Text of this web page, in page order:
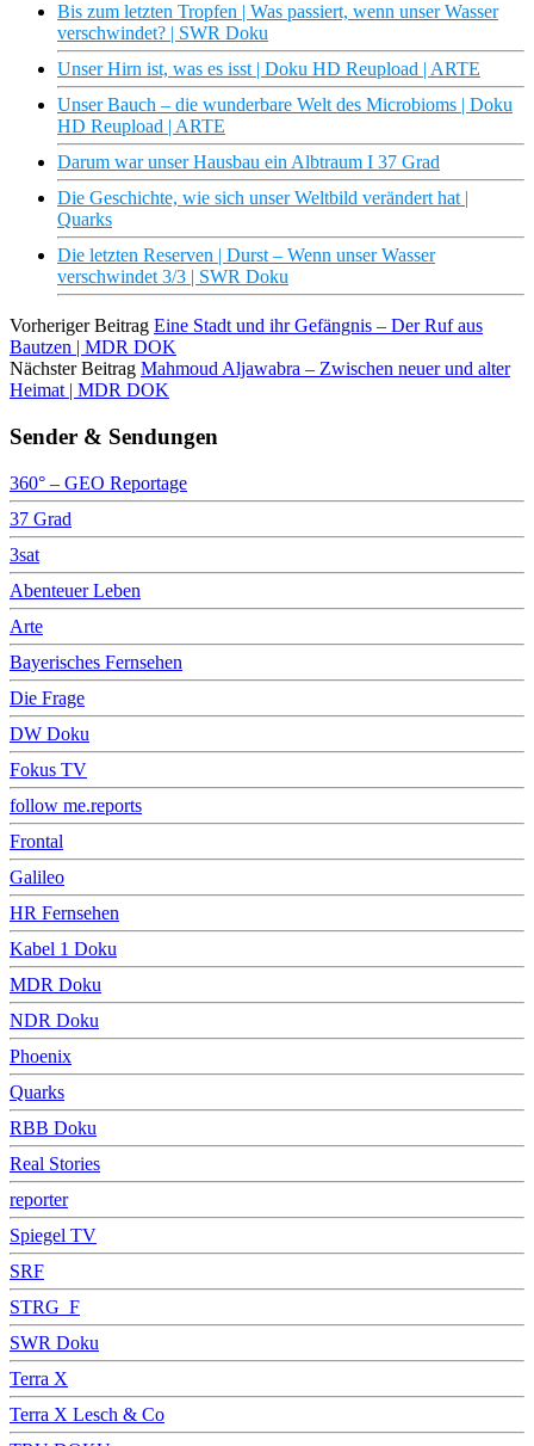
Bis zum letzten Tropfen | Was passiert, wenn unser Wasser
verschwindet? | SWR Doku
Unser Hirn ist, was es isst | Doku HD Reupload | ARTE
Unser Bauch – die wunderbare Welt des Microbioms | Doku
HD Reupload | ARTE
Darum war unser Hausbau ein Albtraum I 37 Grad
Die Geschichte, wie sich unser Weltbild verändert hat |
Quarks
Die letzten Reserven | Durst – Wenn unser Wasser
verschwindet 3/3 | SWR Doku
Vorheriger Beitrag Eine Stadt und ihr Gefängnis – Der Ruf aus
Bautzen | MDR DOK
Nächster Beitrag Mahmoud Aljawabra – Zwischen neuer und alter
Heimat | MDR DOK
Sender & Sendungen
360° – GEO Reportage
37 Grad
3sat
Abenteuer Leben
Arte
Bayerisches Fernsehen
Die Frage
DW Doku
Fokus TV
follow me.reports
Frontal
Galileo
HR Fernsehen
Kabel 1 Doku
MDR Doku
NDR Doku
Phoenix
Quarks
RBB Doku
Real Stories
reporter
Spiegel TV
SRF
STRG_F
SWR Doku
Terra X
Terra X Lesch & Co